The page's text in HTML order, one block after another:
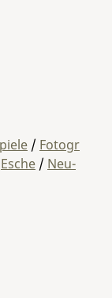
/ Fotogr
Esche / Neu-